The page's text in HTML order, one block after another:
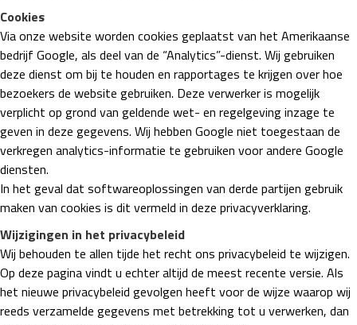
Cookies
Via onze website worden cookies geplaatst van het Amerikaanse
bedrijf Google, als deel van de “Analytics”-dienst. Wij gebruiken
deze dienst om bij te houden en rapportages te krijgen over hoe
bezoekers de website gebruiken. Deze verwerker is mogelijk
verplicht op grond van geldende wet- en regelgeving inzage te
geven in deze gegevens. Wij hebben Google niet toegestaan de
verkregen analytics-informatie te gebruiken voor andere Google
diensten.
In het geval dat softwareoplossingen van derde partijen gebruik
maken van cookies is dit vermeld in deze privacyverklaring.
Wijzigingen in het privacybeleid
Wij behouden te allen tijde het recht ons privacybeleid te wijzigen.
Op deze pagina vindt u echter altijd de meest recente versie. Als
het nieuwe privacybeleid gevolgen heeft voor de wijze waarop wij
reeds verzamelde gegevens met betrekking tot u verwerken, dan